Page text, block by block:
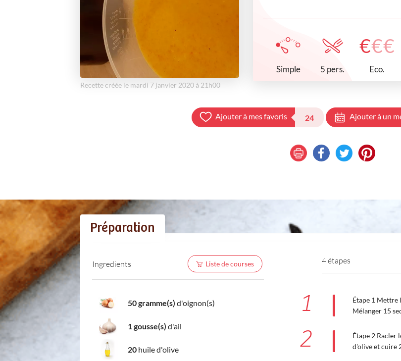
Recette créée le mardi 7 janvier 2020 à 21h00
Simple 5 pers.
€€€
Eco.
Ajouter à mes favoris 24 Ajouter à un
Préparation
Ingredients Liste de courses
50 gramme(s) d'oignon(s)
1 gousse(s) d'ail
20 huile d'olive
4 étapes
1
Étape 1 Mettre
Mélanger 15
2
Étape 2 Racler
d'olive et cuire